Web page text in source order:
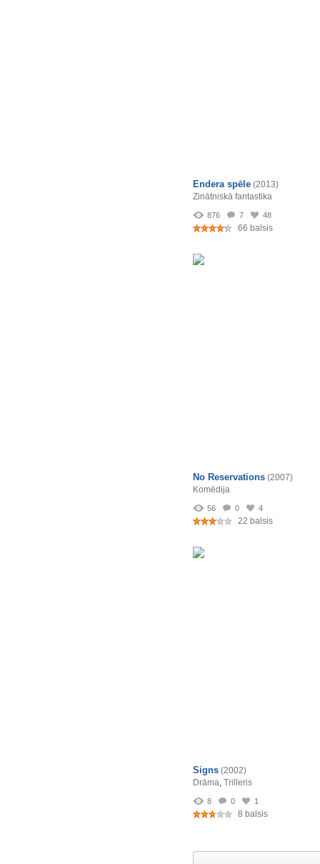
Endera spēle (2013)
Zinātniskā fantastika
876 7 48
66 balsis
No Reservations (2007)
Komēdija
56 0 4
22 balsis
Signs (2002)
Drāma, Trilleris
8 0 1
8 balsis